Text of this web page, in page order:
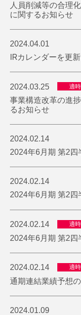
人員削減等の合理
に関するお知らせ
2024.04.01
IRカレンダーを更
2024.03.25 適
事業構造改革の進
るお知らせ
2024.02.14
2024年6月期 第2
2024.02.14
2024年6月期 第2四
2024.02.14 適
2024年6月期 第2四
2024.02.14 適
通期連結業績予想
2024.01.09